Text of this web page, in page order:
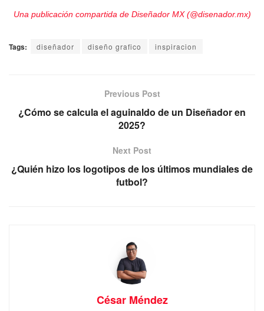
Una publicación compartida de Diseñador MX (@disenador.mx)
Tags: diseñador diseño grafico inspiracion
Previous Post
¿Cómo se calcula el aguinaldo de un Diseñador en
2025?
Next Post
¿Quién hizo los logotipos de los últimos mundiales de
futbol?
César Méndez